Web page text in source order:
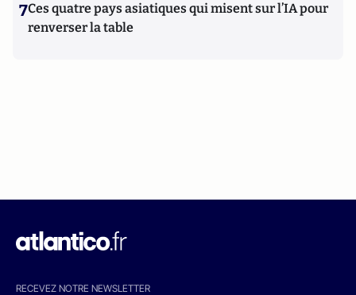
7Ces quatre pays asiatiques qui misent sur l’IA pour
renverser la table
RECEVEZ NOTRE NEWSLETTER